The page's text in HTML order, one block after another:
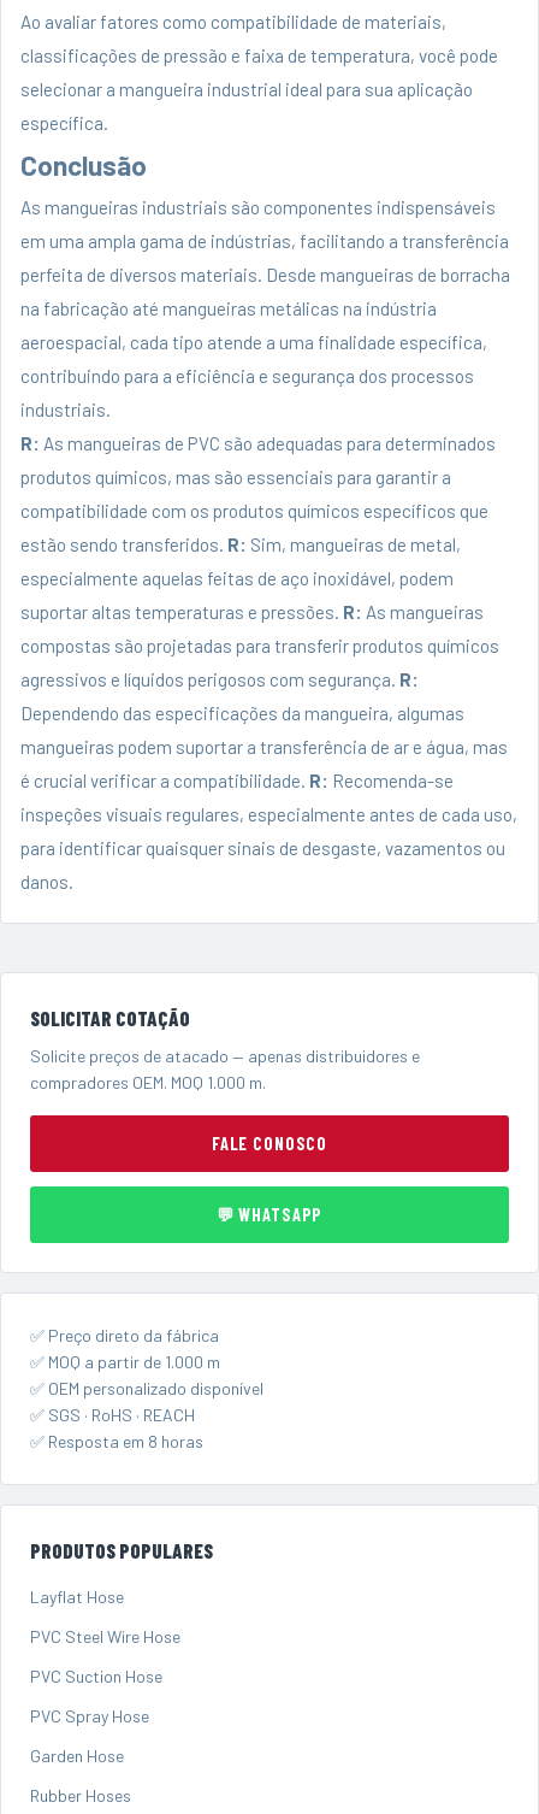
Ao avaliar fatores como compatibilidade de materiais,
classificações de pressão e faixa de temperatura, você pode
selecionar a mangueira industrial ideal para sua aplicação
específica.
Conclusão
As mangueiras industriais são componentes indispensáveis
em uma ampla gama de indústrias, facilitando a transferência
perfeita de diversos materiais. Desde mangueiras de borracha
na fabricação até mangueiras metálicas na indústria
aeroespacial, cada tipo atende a uma finalidade específica,
contribuindo para a eficiência e segurança dos processos
industriais.
R: As mangueiras de PVC são adequadas para determinados
produtos químicos, mas são essenciais para garantir a
compatibilidade com os produtos químicos específicos que
estão sendo transferidos. R: Sim, mangueiras de metal,
especialmente aquelas feitas de aço inoxidável, podem
suportar altas temperaturas e pressões. R: As mangueiras
compostas são projetadas para transferir produtos químicos
agressivos e líquidos perigosos com segurança. R:
Dependendo das especificações da mangueira, algumas
mangueiras podem suportar a transferência de ar e água, mas
é crucial verificar a compatibilidade. R: Recomenda-se
inspeções visuais regulares, especialmente antes de cada uso,
para identificar quaisquer sinais de desgaste, vazamentos ou
danos.
SOLICITAR COTAÇÃO
Solicite preços de atacado — apenas distribuidores e
compradores OEM. MOQ 1.000 m.
FALE CONOSCO
💬 WHATSAPP
✅ Preço direto da fábrica
✅ MOQ a partir de 1.000 m
✅ OEM personalizado disponível
✅ SGS · RoHS · REACH
✅ Resposta em 8 horas
PRODUTOS POPULARES
Layflat Hose
PVC Steel Wire Hose
PVC Suction Hose
PVC Spray Hose
Garden Hose
Rubber Hoses